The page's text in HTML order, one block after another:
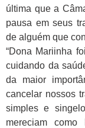
última que a
pausa em seus
de alguém que
“Dona Mariinha
cuidando da
da maior
cancelar nossos
simples e
mereciam como